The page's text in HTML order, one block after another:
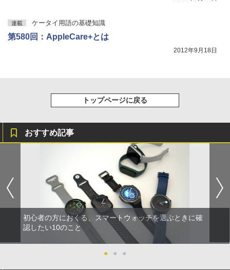
連載 ケータイ用語の基礎知識
第580回：AppleCare+とは
2012年9月18日
トップページに戻る
おすすめ記事
初心者の方におくる、スマートウォッチを選ぶときに確
認したい10のこと
● ● ●